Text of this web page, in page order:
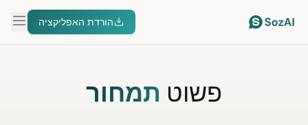
הורדת האפליקציה
פשוט תמחור